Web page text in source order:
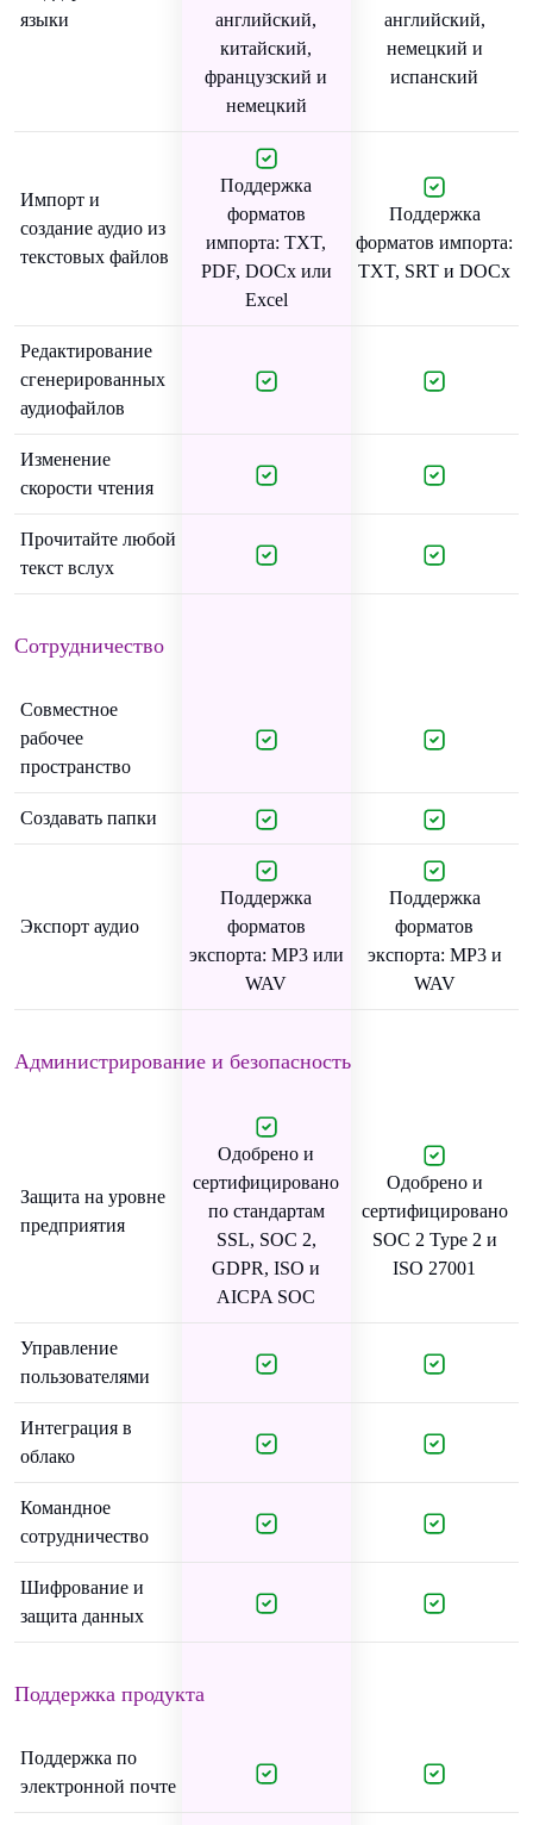
языки
английский,
китайский,
французский и
немецкий
английский,
немецкий и
испанский
Импорт и
создание аудио из
текстовых файлов
Поддержка
форматов
импорта: TXT,
PDF, DOCx или
Excel
Поддержка
форматов импорта:
TXT, SRT и DOCx
Редактирование
сгенерированных
аудиофайлов
Изменение
скорости чтения
Прочитайте любой
текст вслух
Сотрудничество
Совместное
рабочее
пространство
Создавать папки
Экспорт аудио
Поддержка
форматов
экспорта: MP3 или
WAV
Поддержка
форматов
экспорта: MP3 и
WAV
Администрирование и безопасность
Защита на уровне
предприятия
Одобрено и
сертифицировано
по стандартам
SSL, SOC 2,
GDPR, ISO и
AICPA SOC
Одобрено и
сертифицировано
SOC 2 Type 2 и
ISO 27001
Управление
пользователями
Интеграция в
облако
Командное
сотрудничество
Шифрование и
защита данных
Поддержка продукта
Поддержка по
электронной почте